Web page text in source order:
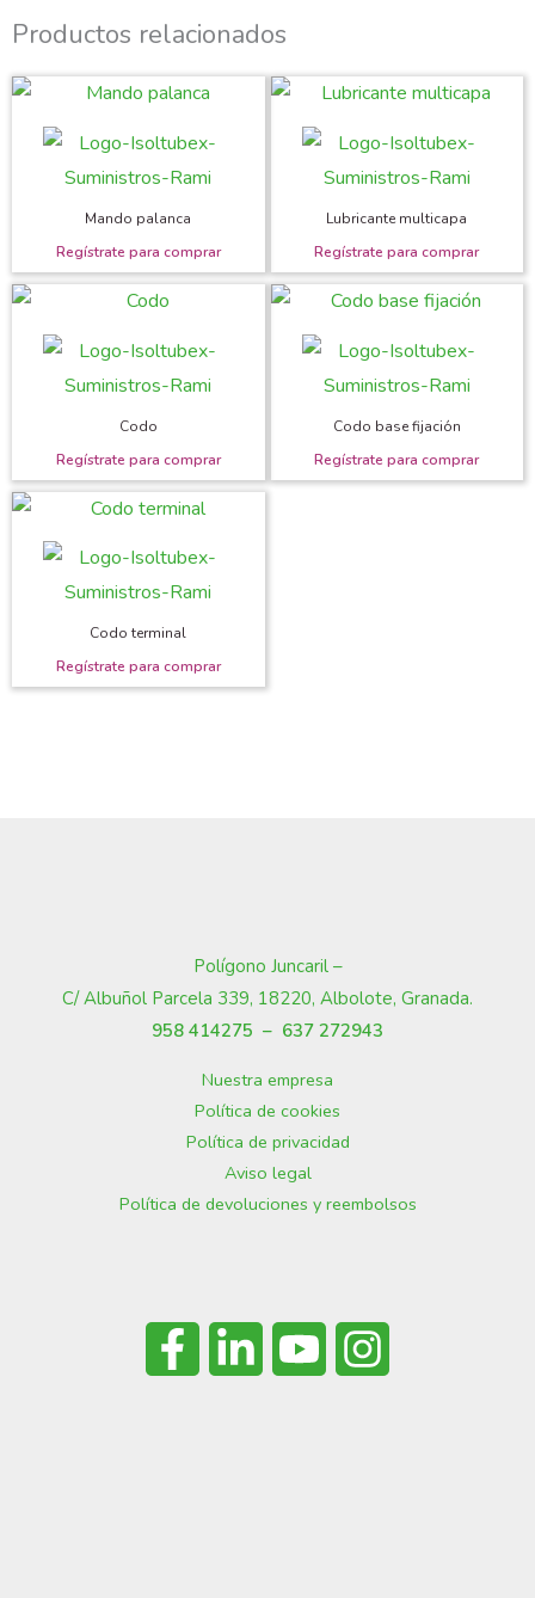
Productos relacionados
Mando palanca Lubricante multicapa
Codo Codo base fijación
Codo terminal
Polígono Juncaril –
C/ Albuñol Parcela 339, 18220, Albolote, Granada.
958 414275 – 637 272943
Nuestra empresa
Política de cookies
Política de privacidad
Aviso legal
Política de devoluciones y reembolsos